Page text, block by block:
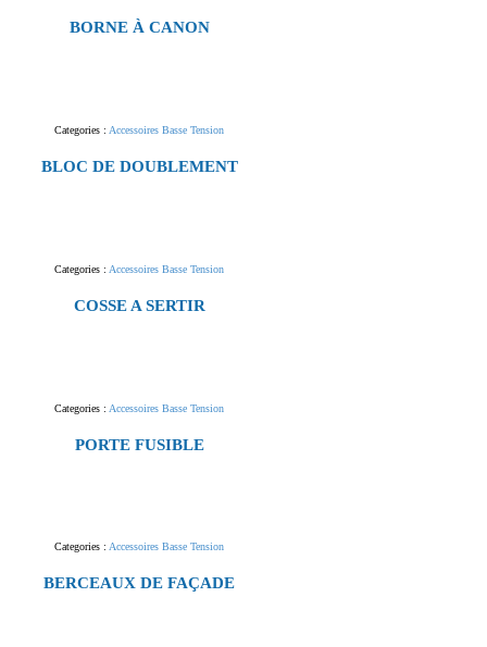
BORNE À CANON
Categories : Accessoires Basse Tension
BLOC DE DOUBLEMENT
Categories : Accessoires Basse Tension
COSSE A SERTIR
Categories : Accessoires Basse Tension
PORTE FUSIBLE
Categories : Accessoires Basse Tension
BERCEAUX DE FAÇADE